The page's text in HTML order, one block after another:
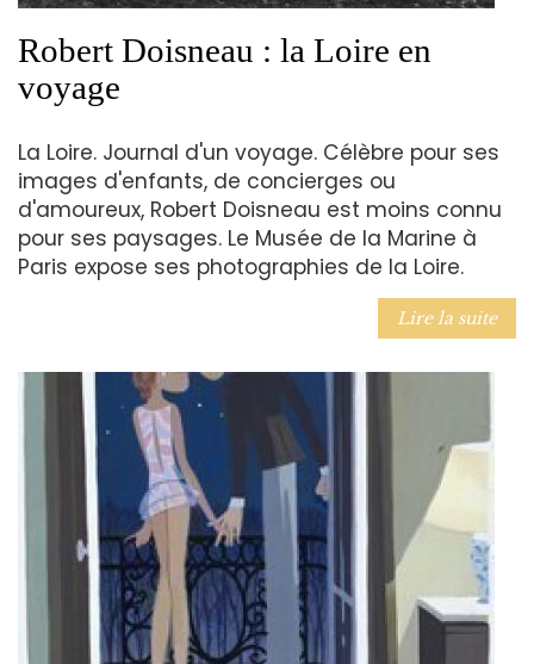
Robert Doisneau : la Loire en
voyage
La Loire. Journal d'un voyage. Célèbre pour ses
images d'enfants, de concierges ou
d'amoureux, Robert Doisneau est moins connu
pour ses paysages. Le Musée de la Marine à
Paris expose ses photographies de la Loire.
Lire la suite